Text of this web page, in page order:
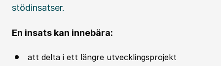
stödinsatser.
En insats kan innebära:
att delta i ett längre utvecklingsprojekt